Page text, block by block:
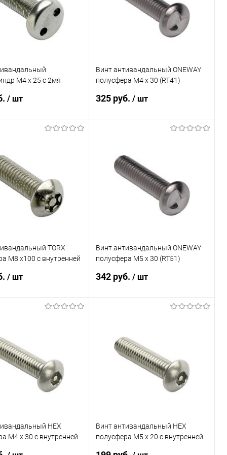
M4 x 25 с 2мя
/ шт
в 1 клик
Под заказ
Винт антивандальный ONEWAY
полусфера M4 x 30 (RT41)
325 руб./ шт
Купить в 1 клик
В избранное Под заказ
TORX
M8 x100 с внутренней
/ шт
в 1 клик
Под заказ
Винт антивандальный ONEWAY
полусфера M5 x 30 (RT51)
342 руб./ шт
Купить в 1 клик
В избранное Под заказ
HEX
M4 x 30 с внутренней
Винт антивандальный HEX
полусфера M5 x 20 с внутренней